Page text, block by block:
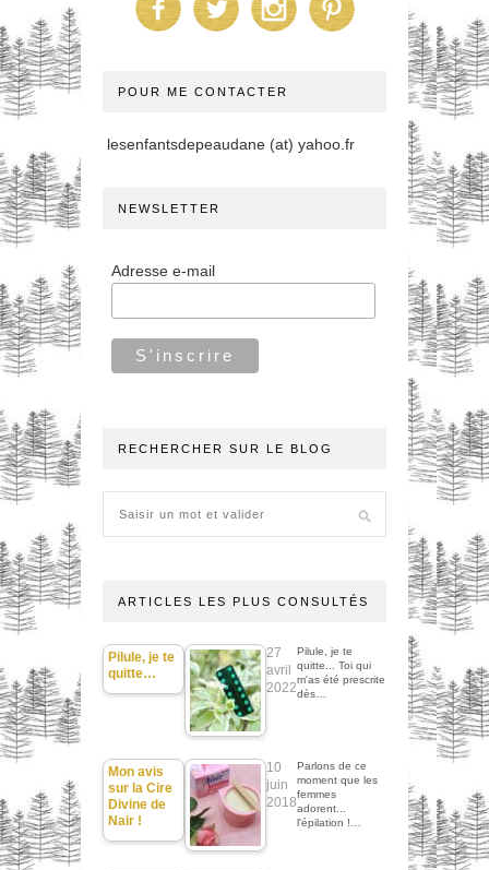
POUR ME CONTACTER
lesenfantsdepeaudane (at) yahoo.fr
NEWSLETTER
Adresse e-mail
RECHERCHER SUR LE BLOG
ARTICLES LES PLUS CONSULTÉS
Pilule, je te
quitte…
27
avril
2022
Pilule, je te
quitte... Toi qui
m'as été prescrite
dès…
Mon avis
sur la Cire
Divine de
Nair !
10
juin
2018
Parlons de ce
moment que les
femmes
adorent...
l'épilation !…